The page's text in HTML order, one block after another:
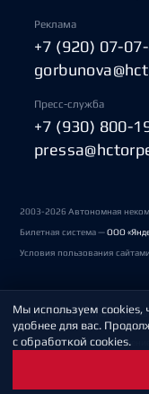
Реклама
+7 (920) 07-
Пресс-служба
+7 (930) 800-
2003-2026 Автономная
Билетная система —ООО
Условия пользования
Политика обработки
Пользовательское соглашение
Мы используем cookies,
удобнее для вас.
с обработкой cookies.